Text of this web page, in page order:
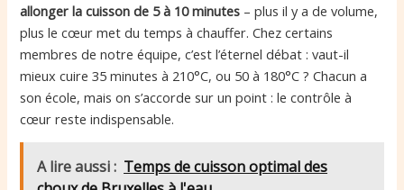
allonger la cuisson de 5 à 10 minutes – plus il y a de volume,
plus le cœur met du temps à chauffer. Chez certains
membres de notre équipe, c’est l’éternel débat : vaut-il
mieux cuire 35 minutes à 210°C, ou 50 à 180°C ? Chacun a
son école, mais on s’accorde sur un point : le contrôle à
cœur reste indispensable.
A lire aussi : Temps de cuisson optimal des